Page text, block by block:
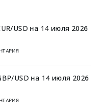
USD на 14 июля 2026
USD на 14 июля 2026